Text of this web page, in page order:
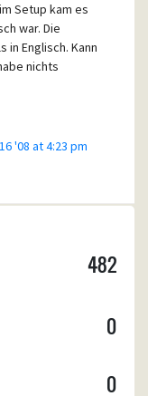
Setup kam es
war. Die
Englisch. Kann
nichts
'08 at 4:23 pm
482
0
0